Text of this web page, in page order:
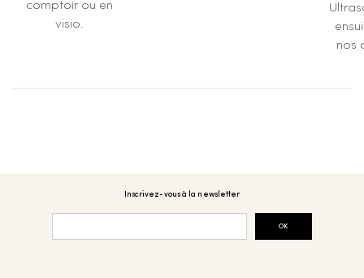
comptoir ou en
visio.
nos
Inscrivez-vous à la newsletter
OK